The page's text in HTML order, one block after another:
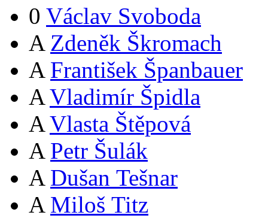
0 Václav Svoboda
A Zdeněk Škromach
A František Španbauer
A Vladimír Špidla
A Vlasta Štěpová
A Petr Šulák
A Dušan Tešnar
A Miloš Titz